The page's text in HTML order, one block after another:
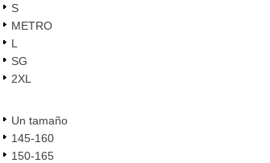
S
METRO
L
SG
2XL
Un tamaño
145-160
150-165